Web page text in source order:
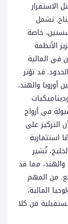
الاستقرار
تشمل
خاصة
الأنظمة
في المالية
قد تؤثر
أوروبا والهند،
في أزواج
التركيز على
استثمارية
تُشير
والهند، مما قد
من المهم
المالية،
من كلا